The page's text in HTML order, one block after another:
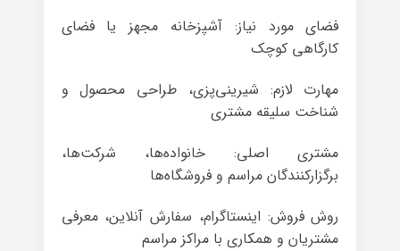
فضای مورد نیاز: آشپزخانه مجهز یا فضای
کارگاهی کوچک
مهارت لازم: شیرینی‌پزی، طراحی محصول و
شناخت سلیقه مشتری
مشتری اصلی: خانواده‌ها، شرکت‌ها،
برگزارکنندگان مراسم و فروشگاه‌ها
روش فروش: اینستاگرام، سفارش آنلاین، معرفی
مشتریان و همکاری با مراکز مراسم